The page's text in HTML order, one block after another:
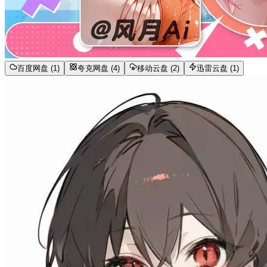
百度网盘 (1) 夸克网盘 (4) 移动云盘 (2) 迅雷云盘 (1)